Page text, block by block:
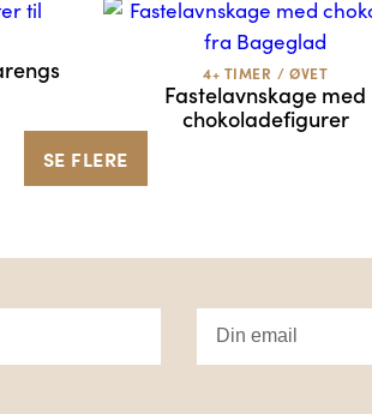
4+ TIMER / ØVET
Fastelavnskage med
chokoladefigurer
SE FLERE